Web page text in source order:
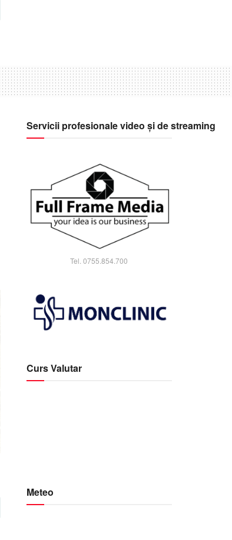
Servicii profesionale video și de streaming
Tel. 0755.854.700
Curs Valutar
Meteo